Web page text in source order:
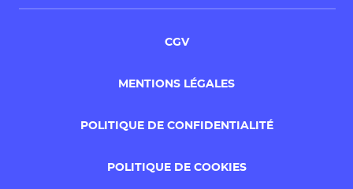
CGV
MENTIONS LÉGALES
POLITIQUE DE CONFIDENTIALITÉ
POLITIQUE DE COOKIES